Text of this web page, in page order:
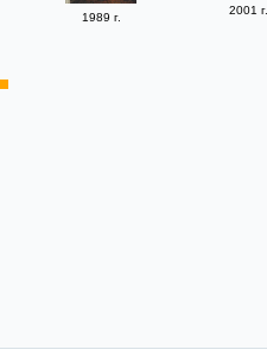
1989 г.
2001 г.